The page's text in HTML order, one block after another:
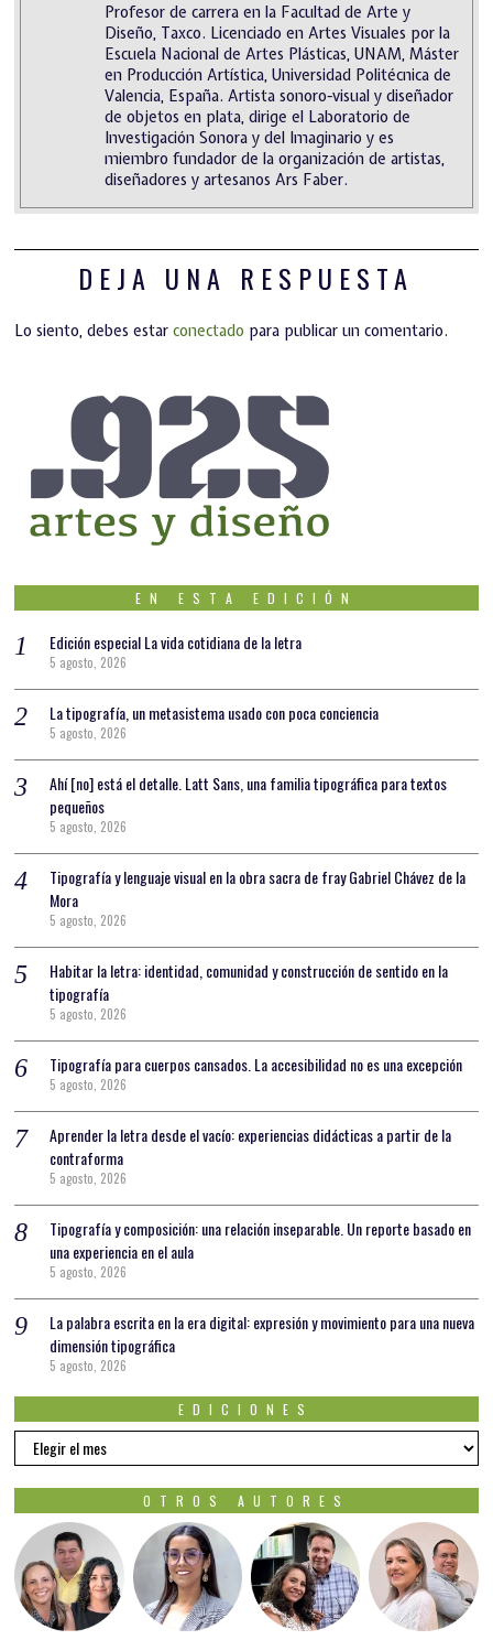
Profesor de carrera en la Facultad de Arte y
Diseño, Taxco. Licenciado en Artes Visuales por la
Escuela Nacional de Artes Plásticas, UNAM, Máster
en Producción Artística, Universidad Politécnica de
Valencia, España. Artista sonoro-visual y diseñador
de objetos en plata, dirige el Laboratorio de
Investigación Sonora y del Imaginario y es
miembro fundador de la organización de artistas,
diseñadores y artesanos Ars Faber.
DEJA UNA RESPUESTA
Lo siento, debes estarconectado para publicar un comentario.
EN ESTA EDICIÓN
Edición especial La vida cotidiana de la letra
5 agosto, 2026
La tipografía, un metasistema usado con poca conciencia
5 agosto, 2026
Ahí [no] está el detalle. Latt Sans, una familia tipográfica para textos
pequeños
5 agosto, 2026
Tipografía y lenguaje visual en la obra sacra de fray Gabriel Chávez de la
Mora
5 agosto, 2026
Habitar la letra: identidad, comunidad y construcción de sentido en la
tipografía
5 agosto, 2026
Tipografía para cuerpos cansados. La accesibilidad no es una excepción
5 agosto, 2026
Aprender la letra desde el vacío: experiencias didácticas a partir de la
contraforma
5 agosto, 2026
Tipografía y composición: una relación inseparable. Un reporte basado en
una experiencia en el aula
5 agosto, 2026
La palabra escrita en la era digital: expresión y movimiento para una nueva
dimensión tipográfica
5 agosto, 2026
EDICIONES
EDICIONES
OTROS AUTORES